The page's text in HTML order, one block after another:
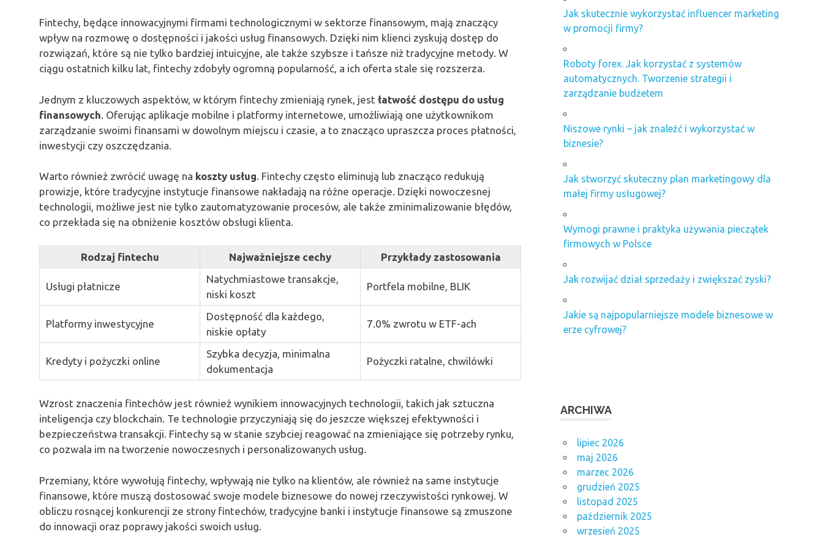
Fintechy, będące innowacyjnymi firmami technologicznymi w sektorze finansowym, mają znaczący
wpływ na rozmowę o dostępności i jakości usług finansowych. Dzięki nim klienci zyskują dostęp do
rozwiązań, które są nie tylko bardziej intuicyjne, ale także szybsze i tańsze niż tradycyjne metody. W
ciągu ostatnich kilku lat, fintechy zdobyły ogromną popularność, a ich oferta stale się rozszerza.
Jednym z kluczowych aspektów, w którym fintechy zmieniają rynek, jest łatwość dostępu do usług
finansowych . Oferując aplikacje mobilne i platformy internetowe, umożliwiają one użytkownikom
zarządzanie swoimi finansami w dowolnym miejscu i czasie, a to znacząco upraszcza proces płatności,
inwestycji czy oszczędzania.
Warto również zwrócić uwagę na koszty usług. Fintechy często eliminują lub znacząco redukują
prowizje, które tradycyjne instytucje finansowe nakładają na różne operacje. Dzięki nowoczesnej
technologii, możliwe jest nie tylko zautomatyzowanie procesów, ale także zminimalizowanie błędów,
co przekłada się na obniżenie kosztów obsługi klienta.
Rodzaj fintechu Najważniejsze cechy Przykłady zastosowania
Usługi płatnicze
Natychmiastowe transakcje,
niski koszt
Portfela mobilne, BLIK
Platformy inwestycyjne
Dostępność dla każdego,
niskie opłaty
7.0% zwrotu w ETF-ach
Kredyty i pożyczki online
Szybka decyzja, minimalna
dokumentacja
Pożyczki ratalne, chwilówki
Wzrost znaczenia fintechów jest również wynikiem innowacyjnych technologii, takich jak sztuczna
inteligencja czy blockchain. Te technologie przyczyniają się do jeszcze większej efektywności i
bezpieczeństwa transakcji. Fintechy są w stanie szybciej reagować na zmieniające się potrzeby rynku,
co pozwala im na tworzenie nowoczesnych i personalizowanych usług.
Przemiany, które wywołują fintechy, wpływają nie tylko na klientów, ale również na same instytucje
finansowe, które muszą dostosować swoje modele biznesowe do nowej rzeczywistości rynkowej. W
obliczu rosnącej konkurencji ze strony fintechów, tradycyjne banki i instytucje finansowe są zmuszone
do innowacji oraz poprawy jakości swoich usług.
Jak skutecznie wykorzystać influencer marketing
w promocji firmy?
Roboty forex. Jak korzystać z systemów
automatycznych. Tworzenie strategii i
zarządzanie budżetem
Niszowe rynki – jak znaleźć i wykorzystać w
biznesie?
Jak stworzyć skuteczny plan marketingowy dla
małej firmy usługowej?
Wymogi prawne i praktyka używania pieczątek
firmowych w Polsce
Jak rozwijać dział sprzedaży i zwiększać zyski?
Jakie są najpopularniejsze modele biznesowe w
erze cyfrowej?
ARCHIWA
lipiec 2026
maj 2026
marzec 2026
grudzień 2025
listopad 2025
październik 2025
wrzesień 2025